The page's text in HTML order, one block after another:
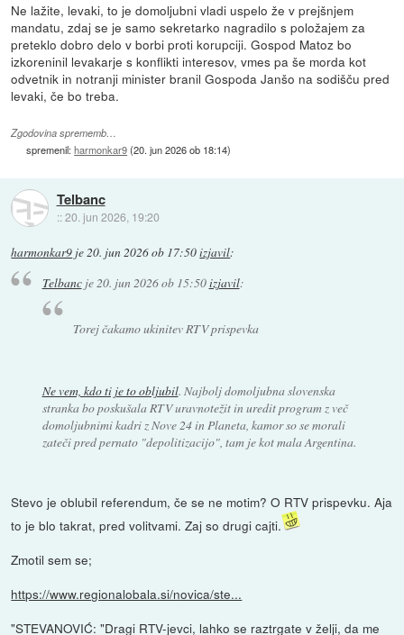
Ne lažite, levaki, to je domoljubni vladi uspelo že v prejšnjem
mandatu, zdaj se je samo sekretarko nagradilo s položajem za
preteklo dobro delo v borbi proti korupciji. Gospod Matoz bo
izkoreninil levakarje s konflikti interesov, vmes pa še morda kot
odvetnik in notranji minister branil Gospoda Janšo na sodišču pred
levaki, če bo treba.
Zgodovina sprememb…
spremenil:harmonkar9(20. jun 2026 ob 18:14)
Telbanc
::20. jun 2026, 19:20
harmonkar9 je20. jun 2026 ob 17:50izjavil:
Telbancje 20. jun 2026 ob 15:50izjavil:
Torej čakamo ukinitev RTV prispevka
Ne vem, kdo ti je to obljubil. Najbolj domoljubna slovenska
stranka bo poskušala RTV uravnotežit in uredit program z več
domoljubnimi kadri z Nove 24 in Planeta, kamor so se morali
zateči pred pernato "depolitizacijo", tam je kot mala Argentina.
Stevo je oblubil referendum, če se ne motim? O RTV prispevku. Aja
to je blo takrat, pred volitvami. Zaj so drugi cajti.
Zmotil sem se;
https://www.regionalobala.si/novica/ste...
"STEVANOVIĆ: "Dragi RTV-jevci, lahko se raztrgate v želji, da me